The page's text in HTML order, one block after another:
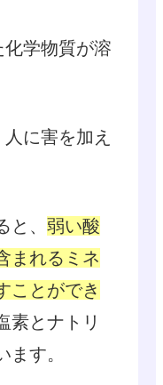
学物質が溶
に害を加え
、 弱い酸
まれるミネ
ことができ
素とナトリ
ます。